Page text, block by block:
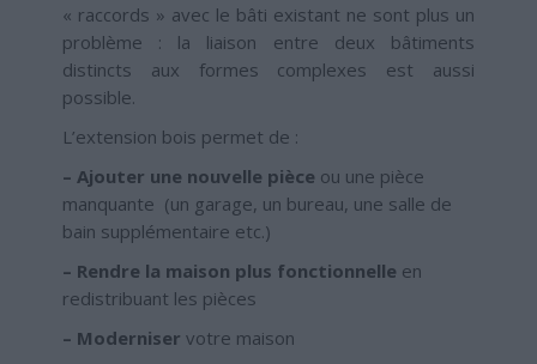
« raccords » avec le bâti existant ne sont plus un
problème : la liaison entre deux bâtiments
distincts aux formes complexes est aussi
possible.
L’extension bois permet de :
– Ajouter une nouvelle pièce ou une pièce
manquante (un garage, un bureau, une salle de
bain supplémentaire etc.)
– Rendre la maison plus fonctionnelle en
redistribuant les pièces
– Moderniser votre maison